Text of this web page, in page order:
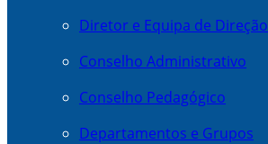
Diretor e Equipa de Direção
Conselho Administrativo
Conselho Pedagógico
Departamentos e Grupos